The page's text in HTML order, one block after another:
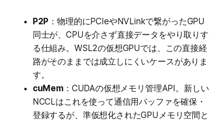
P2P ：物理的にPCIeやNVLinkで繋がったGPU
同士が、CPUを介さず直接データをやり取りす
る仕組み。WSL2の仮想GPUでは、この直接経
路がそのままでは成立しにくいケースがありま
す。
cuMem：CUDAの仮想メモリ管理API。新しい
NCCLはこれを使って通信用バッファを確保・
登録するが、準仮想化されたGPUメモリ空間と